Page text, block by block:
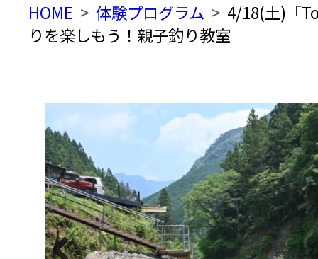
HOME 体験プログラム
4/18(土)「
りを楽しもう！親子釣り教室